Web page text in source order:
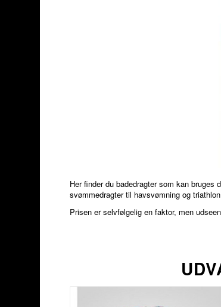
Her finder du badedragter som kan
svømmedragter til havsvømning og
Prisen er selvfølgelig en faktor, men